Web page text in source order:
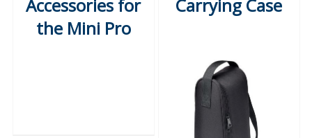
Accessories for
the Mini Pro
Carrying Case